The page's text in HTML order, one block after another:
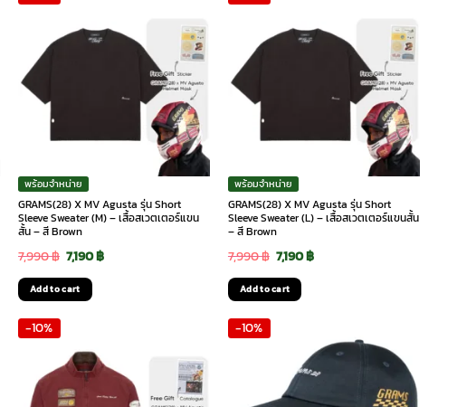
พร้อมจำหน่าย
GRAMS(28) X MV Agusta รุ่น Short
Sleeve Sweater (M) – เสื้อสเวตเตอร์แขน
สั้น – สี Brown
7,990฿ Original
price
was:
7,190฿Current
Add to cart
พร้อมจำหน่าย
GRAMS(28) X MV Agusta รุ่น Short
Sleeve Sweater (L) – เสื้อสเวตเตอร์แขนสั้น
– สี Brown
7,990฿ Original
price
was:
7,190฿Current
Add to cart
-10% -10%